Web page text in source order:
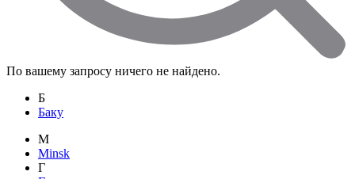
По вашему запросу ничего не найдено.
Б
Баку
M
Minsk
Г